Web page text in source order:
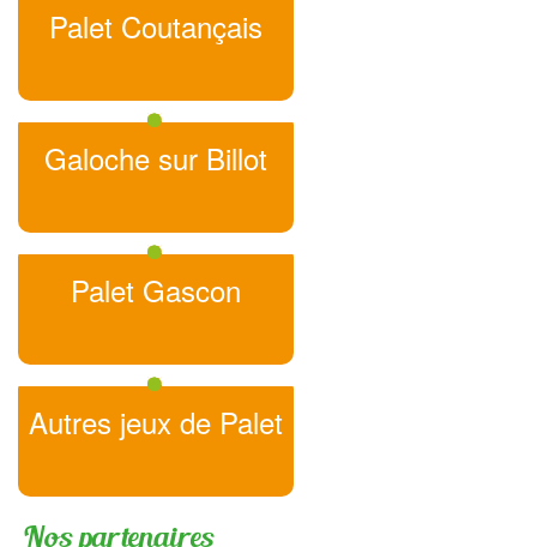
Palet Coutançais
Galoche sur Billot
Palet Gascon
Autres jeux de Palet
Nos partenaires